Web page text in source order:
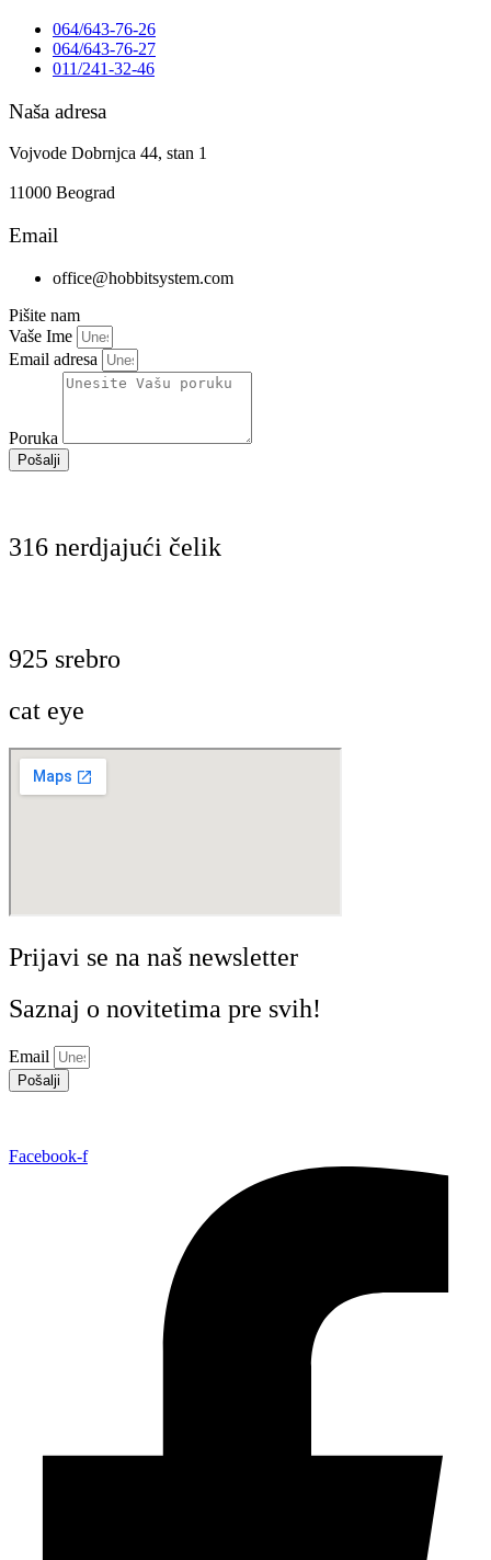
064/643-76-26
064/643-76-27
011/241-32-46
Naša adresa
Vojvode Dobrnjca 44, stan 1
11000 Beograd
Email
office@hobbitsystem.com
Pišite nam
Vaše Ime
Email adresa
Poruka
Pošalji
316 nerdjajući čelik
925 srebro
cat eye
Prijavi se na naš newsletter
Saznaj o novitetima pre svih!
Email
Pošalji
Facebook-f